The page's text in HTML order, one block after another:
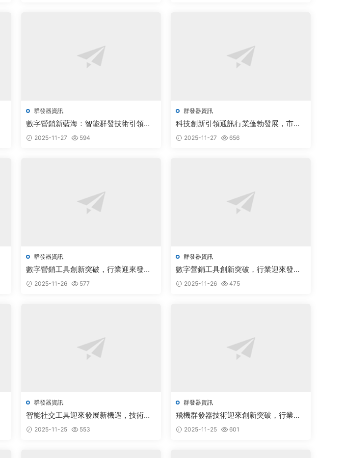
群發器資訊
數字營銷新藍海：智能群發技術引領行
業創新發展
2025-11-27 594
群發器資訊
科技創新引領通訊行業蓬勃發展，市場
前景廣闊備受關注
2025-11-27 656
群發器資訊
數字營銷工具創新突破，行業迎來發展
新機遇
2025-11-26 577
群發器資訊
數字營銷工具創新突破，行業迎來發展
新機遇
2025-11-26 475
群發器資訊
智能社交工具迎來發展新機遇，技術創
新推動行業升級
2025-11-25 553
群發器資訊
飛機群發器技術迎來創新突破，行業前
景廣闊備受關注
2025-11-25 601